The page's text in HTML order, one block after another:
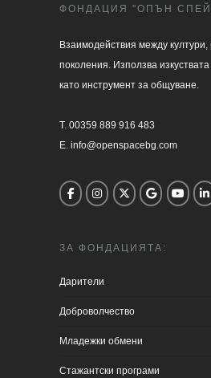
ФОНДАЦИЯ "ОПЪН
Взаимодействия между култури,
поколения. Използва изкуствата
като инструмент за общуване.
T. 00359 889 916 483
E. info@openspacebg.com
ЗА ФОНДАЦИЯТА:
Дарители
Доброволчество
Младежки обмени
Стажантски програми